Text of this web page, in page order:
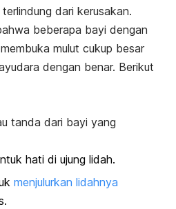
dari kerusakan.
beberapa bayi dengan
mulut cukup besar
dengan benar. Berikut
tanda dari bayi yang
hati di ujung lidah.
menjulurkan lidahnya